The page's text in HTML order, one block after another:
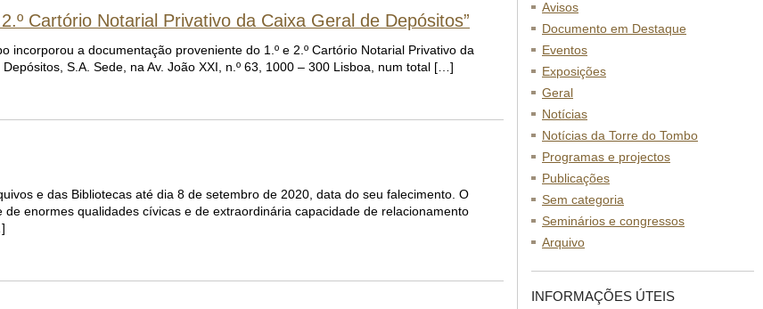
Cartório Notarial Privativo da Caixa Geral de Depósitos”
a documentação proveniente do 1.º e 2.º Cartório Notarial Privativo da
S.A. Sede, na Av. João XXI, n.º 63, 1000 – 300 Lisboa, num total […]
e das Bibliotecas até dia 8 de setembro de 2020, data do seu falecimento. O
enormes qualidades cívicas e de extraordinária capacidade de relacionamento
Avisos
Documento em Destaque
Eventos
Exposições
Geral
Notícias
Notícias da Torre do Tombo
Programas e projectos
Publicações
Sem categoria
Seminários e congressos
Arquivo
INFORMAÇÕES ÚTEIS